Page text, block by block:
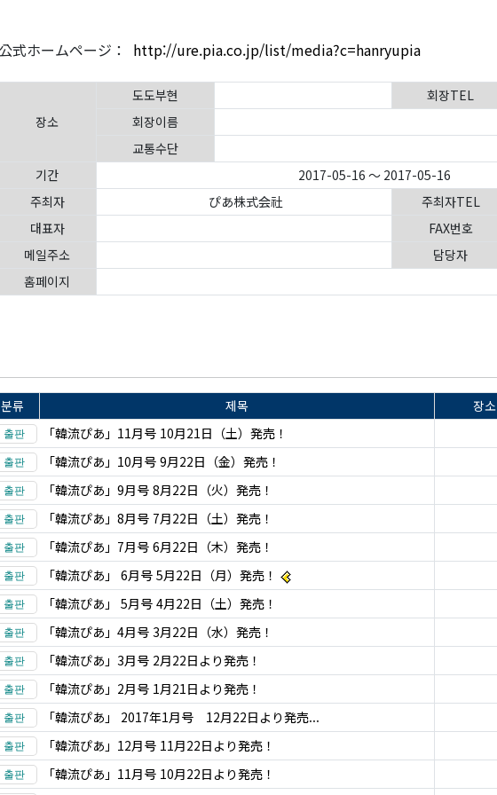
式ホームページ： http://ure.pia.co.jp/list/media?c=hanryupia
장소
도도부현
회장TEL
회장이름
교통수단
기간
2017-05-16 ～ 2017-05-16
주최자
ぴあ株式会社
주최자TEL
대표자
FAX번호
메일주소
담당자
홈페이지
분류 제목 장소
「韓流ぴあ」11月号 10月21日（土）発売！
「韓流ぴあ」10月号 9月22日（金）発売！
「韓流ぴあ」9月号 8月22日（火）発売！
「韓流ぴあ」8月号 7月22日（土）発売！
「韓流ぴあ」7月号 6月22日（木）発売！
「韓流ぴあ」 6月号 5月22日（月）発売！
「韓流ぴあ」 5月号 4月22日（土）発売！
「韓流ぴあ」4月号 3月22日（水）発売！
「韓流ぴあ」3月号 2月22日より発売！
「韓流ぴあ」2月号 1月21日より発売！
「韓流ぴあ」 2017年1月号 12月22日より発売...
「韓流ぴあ」12月号 11月22日より発売！
「韓流ぴあ」11月号 10月22日より発売！